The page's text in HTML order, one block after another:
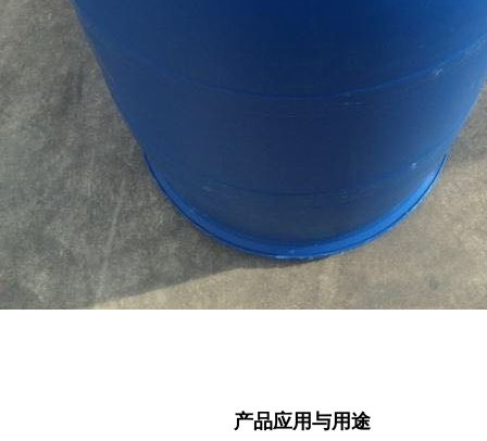
产品应用与用途